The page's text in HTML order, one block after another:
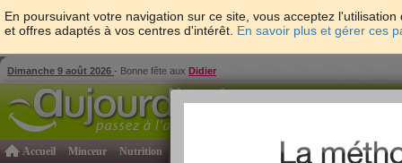
En poursuivant votre navigation sur ce site, vous acceptez
et offres adaptés à vos centres d'intérêt. En savoir plus et gérer ces
Dimanche 9 août 2026 - Bonne fête aux Didier
Accueil Minceur Nutrition Psycho & tests Forme & santé